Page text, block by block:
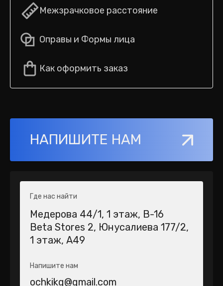
Межзрачковое расстояние
Оправы и Формы лица
Как оформить заказ
НАПИШИТЕ НАМ
Где нас найти
Медерова 44/1​, 1 этаж, В-16
Beta Stores 2​, Юнусалиева 177/2,
1 этаж, А49
Напишите нам
ochkikg@gmail.com